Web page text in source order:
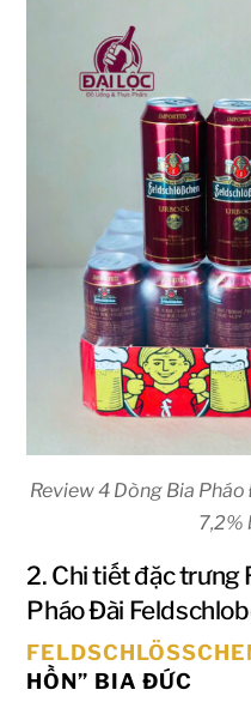
Review 4 Dòng Bia
7,2%
2. Chi tiết đặc trưng
Pháo Đài
HỒN” BIA ĐỨC